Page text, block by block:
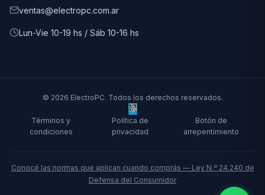
ventas@electropc.com.ar
Lun-Vie 10-19 hs / Sáb 10-16 hs
© 2026 ElectroPC. Todos los derechos reservados.
Términos y
condiciones
Política de
privacidad
Botón de
arrepentimiento
Conocé las normas que aplican cuando comprás — Ley N.º 24.240 de
Defensa del Consumidor